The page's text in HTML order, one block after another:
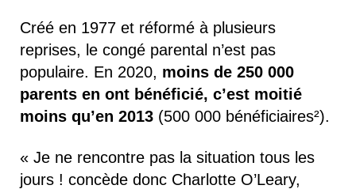
Créé en 1977 et réformé à plusieurs
reprises, le congé parental n’est pas
populaire. En 2020, moins de 250 000
parents en ont bénéficié, c’est moitié
moins qu’en 2013 (500 000 bénéficiaires²).
« Je ne rencontre pas la situation tous les
jours ! concède donc Charlotte O’Leary,